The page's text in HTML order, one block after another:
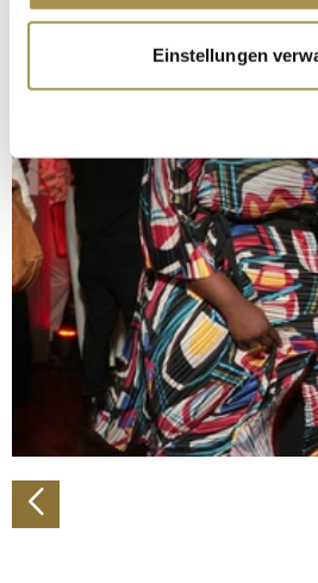
Informationen über Ihre
erfassen, welche bis auf
bestimmten Merkmalen
Erfahren Sie mehr darüber, wie
verarbeitet werden, und legen Sie
Abschnitt Einzelheitenfest.
Wir verwenden Cookies, um
personalisieren, Funktionen für
zu können und die Zugriffe auf
analysieren. Außerdem geben wir
Verwendung unserer Website an
Partner führen diese Informationen
weiteren Daten zusammen, die
Einstellungen